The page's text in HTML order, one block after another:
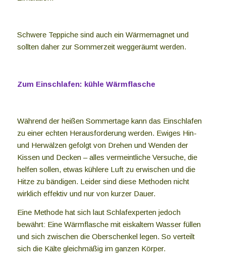
Schwere Teppiche sind auch ein Wärmemagnet und
sollten daher zur Sommerzeit weggeräumt werden.
Zum Einschlafen: kühle Wärmflasche
Während der heißen Sommertage kann das Einschlafen
zu einer echten Herausforderung werden. Ewiges Hin-
und Herwälzen gefolgt von Drehen und Wenden der
Kissen und Decken – alles vermeintliche Versuche, die
helfen sollen, etwas kühlere Luft zu erwischen und die
Hitze zu bändigen. Leider sind diese Methoden nicht
wirklich effektiv und nur von kurzer Dauer.
Eine Methode hat sich laut Schlafexperten jedoch
bewährt: Eine Wärmflasche mit eiskaltem Wasser füllen
und sich zwischen die Oberschenkel legen. So verteilt
sich die Kälte gleichmäßig im ganzen Körper.